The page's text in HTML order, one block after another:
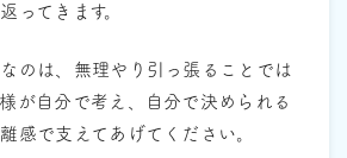
ってきます。
のは、無理やり引っ張ることでは
が自分で考え、自分で決められる
感で支えてあげてください。